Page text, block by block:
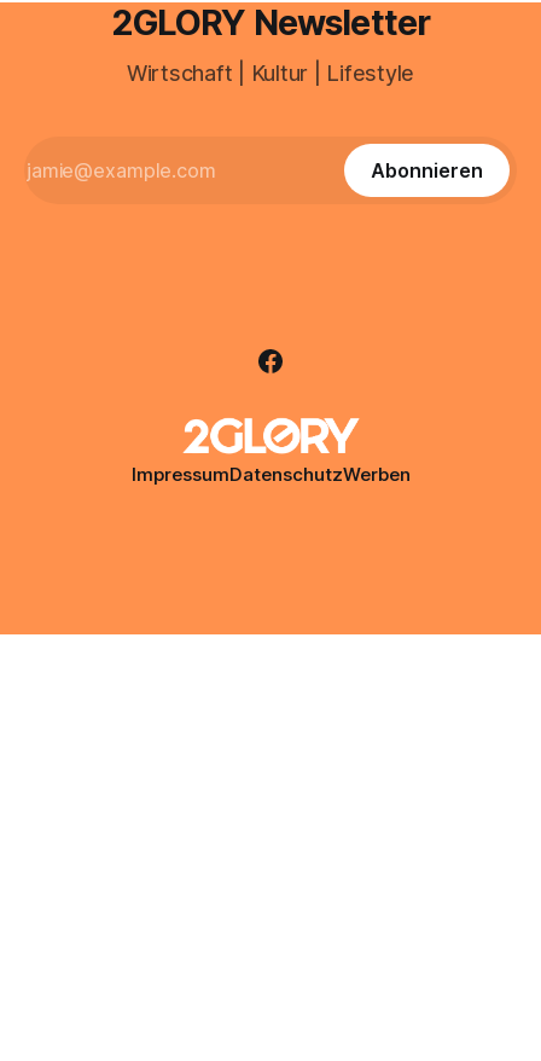
2GLORY Newsletter
Wirtschaft | Kultur | Lifestyle
Abonnieren
ImpressumDatenschutzWerben